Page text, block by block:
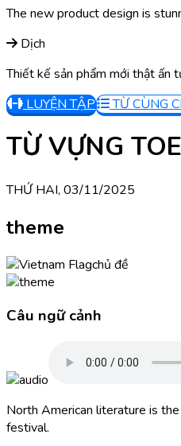
The new product design is
Dịch
Thiết kế sản phẩm mới thật ấn
LUYỆN TẬP
TỪ CÙNG
TỪ VỰNG
THỨ HAI, 03/11/2025
theme
chủ đề
Câu ngữ cảnh
North American literature is
festival.